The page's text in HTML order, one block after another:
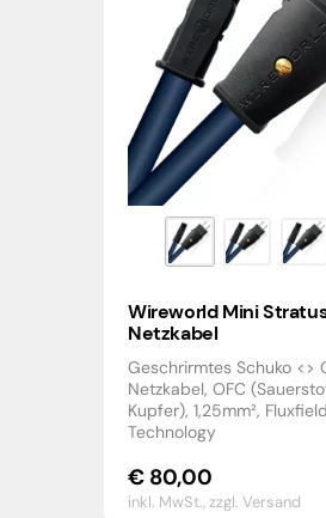
Wireworld Mini
Netzkabel
Geschrirmtes Schuko <>
Netzkabel, OFC
Kupfer), 1,25mm²,
Technology
€ 80,00
inkl. MwSt.,zzgl. Versand